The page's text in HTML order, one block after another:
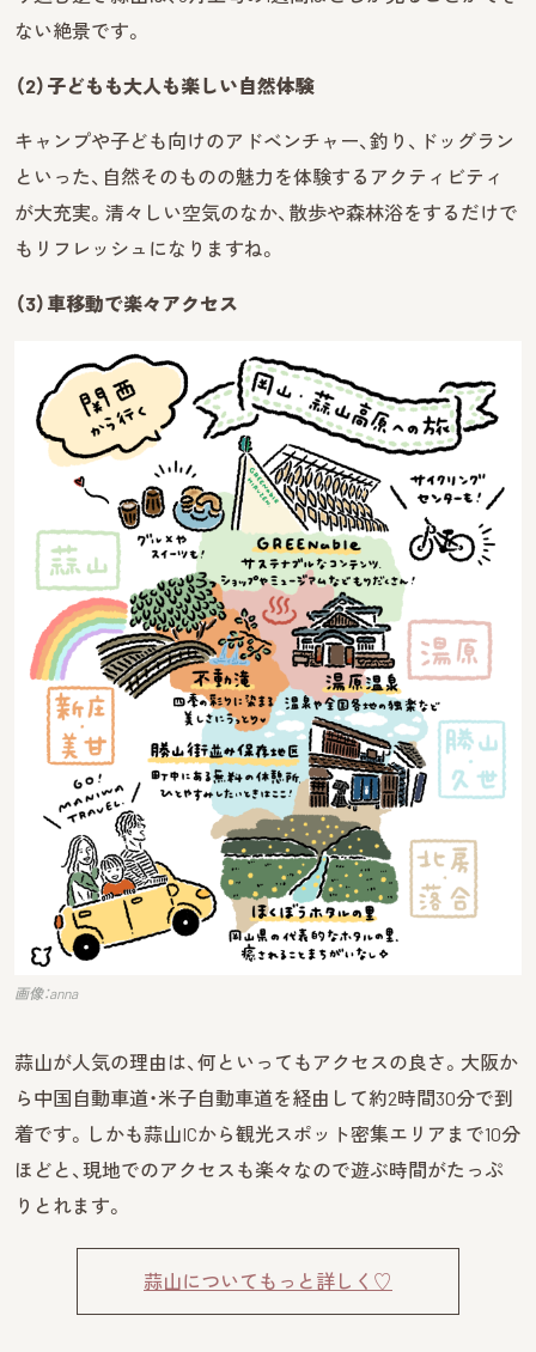
ない絶景です。
（2）子どもも大人も楽しい自然体験
キャンプや子ども向けのアドベンチャー、釣り、ドッグラン
といった、自然そのものの魅力を体験するアクティビティ
が大充実。清々しい空気のなか、散歩や森林浴をするだけで
もリフレッシュになりますね。
（3）車移動で楽々アクセス
画像：anna
蒜山が人気の理由は、何といってもアクセスの良さ。大阪か
ら中国自動車道・米子自動車道を経由して約2時間30分で到
着です。しかも蒜山ICから観光スポット密集エリアまで10分
ほどと、現地でのアクセスも楽々なので遊ぶ時間がたっぷ
りとれます。
蒜山についてもっと詳しく♡